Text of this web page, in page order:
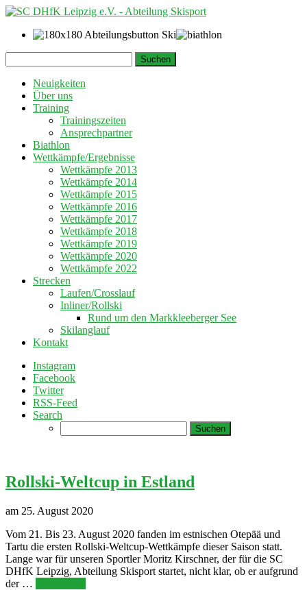
zum
Inhalt
nach:
Neuigkeiten
Über uns
Training
Trainingszeiten
Ansprechpartner
Biathlon
Wettkämpfe/Ergebnisse
Wettkämpfe 2013
Wettkämpfe 2014
Wettkämpfe 2015
Wettkämpfe 2016
Wettkämpfe 2017
Wettkämpfe 2018
Wettkämpfe 2019
Wettkämpfe 2020
Wettkämpfe 2022
Strecken
Laufen/Crosslauf
Inliner/Rollski
Rund um den Markkleeberger See
Skilanglauf
Kontakt
Instagram
Facebook
Twitter
RSS-Feed
Search
nach:
Rollski-Weltcup in Estland
am 25. August 2020
Vom 21. Bis 23. August 2020 fanden im estnischen Otepää und
Tartu die ersten Rollski-Weltcup-Wettkämpfe dieser Saison statt.
Lange war für unseren Sportler Moritz Kirschner, der für die SC
DHfK Leipzig, Abteilung Skisport startet, nicht klar, ob er aufgrund
der …